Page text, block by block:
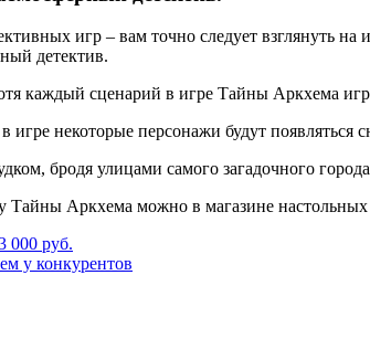
игр – вам точно следует взглянуть
детектив.
каждый сценарий в игре Тайны Аркхема
игре некоторые персонажи будут
бродя улицами самого загадочного
Тайны Аркхема можно в магазине
000 руб.
у конкурентов